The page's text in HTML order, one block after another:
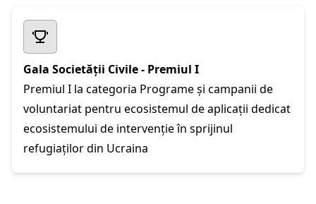
Gala Societății Civile - Premiul I
Premiul I la categoria Programe și campanii de
voluntariat pentru ecosistemul de aplicații dedicat
ecosistemului de intervenție în sprijinul
refugiaților din Ucraina